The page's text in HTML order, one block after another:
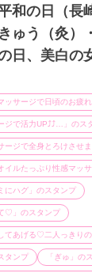
和の日（長
ゅう（灸）
日、美白の
ッサージで日頃のお疲
ジで活力UP⤴︎⤴︎…」のス
ージで全身とろけさせ
イルたっぷり性感マッ
にハグ」のスタンプ
♡」のスタンプ
てあげる♡二人っきり
タンプ 「ぎゅ」の